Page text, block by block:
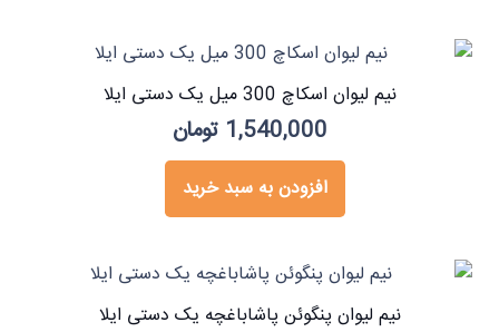
نیم لیوان اسکاچ 300 میل یک دستی ایلا
1,540,000 تومان
افزودن به سبد خرید
نیم لیوان پنگوئن پاشاباغچه یک دستی ایلا